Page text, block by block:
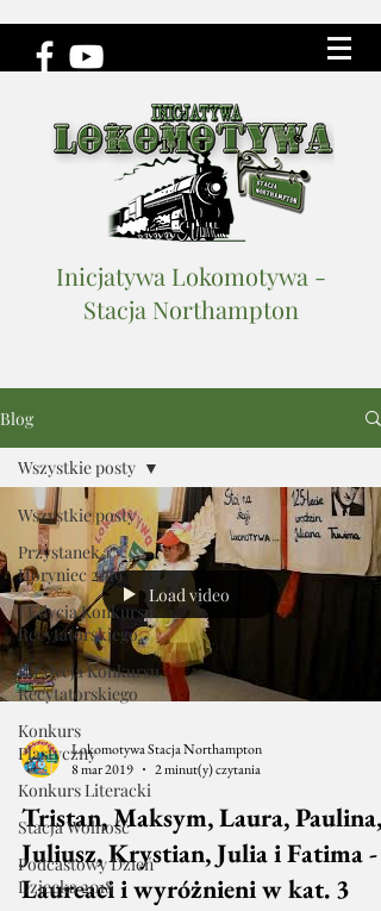
Inicjatywa Lokomotywa -
Stacja Northampton
Blog
Wszystkie posty
Przystanek
Horyniec 2019
I Edycja Konkursu
Recytatorskiego
II Edycja Konkursu
Recytatorskiego
Konkurs
Plastyczny
Konkurs Literacki
Stacja Wolność
Podcastowy Dzień
Dziecka 2018
Wszystkie posty
Load video
Lokomotywa Stacja Northampton
8 mar 2019
2 minut(y) czytania
Tristan, Maksym, Laura, Paulina,
Juliusz, Krystian, Julia i Fatima -
Laureaci i wyróżnieni w kat. 3